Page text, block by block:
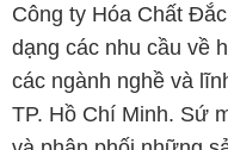
Công ty Hóa Chất
dạng các nhu cầu về
các ngành nghề và
TP. Hồ Chí Minh. Sứ